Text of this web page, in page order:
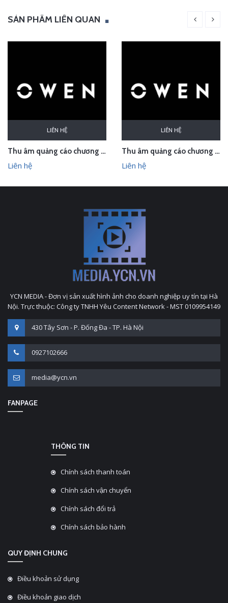
SẢN PHẨM LIÊN QUAN
LIÊN HỆ
Thu âm quảng cáo chương trình mừng 30/4-1/5 cho Thời trang Owen
Liên hệ
LIÊN HỆ
Thu âm quảng cáo chương trình Xuân – Hè 2026 của Owen Bắc Giang
Liên hệ
YCN MEDIA - Đơn vị sản xuất hình ảnh cho doanh nghiệp uy tín tại Hà
Nội. Trực thuộc: Công ty TNHH Yêu Content Network - MST 0109954149
430 Tây Sơn - P. Đống Đa - TP. Hà Nội
0927102666
media@ycn.vn
FANPAGE
THÔNG TIN
Chính sách thanh toán
Chính sách vận chuyển
Chính sách đổi trả
Chính sách bảo hành
QUY ĐỊNH CHUNG
Điều khoản sử dụng
Điều khoản giao dịch